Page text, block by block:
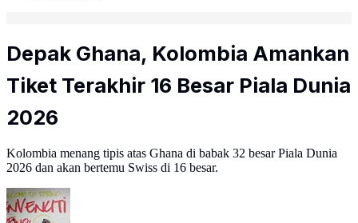
Depak Ghana, Kolombia Amankan
Tiket Terakhir 16 Besar Piala Dunia
2026
Kolombia menang tipis atas Ghana di babak 32 besar Piala Dunia
2026 dan akan bertemu Swiss di 16 besar.